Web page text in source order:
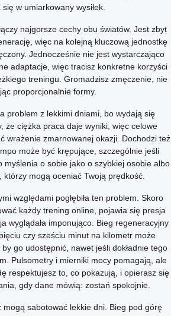
w umiarkowany wysiłek.
najgorsze cechy obu światów. Jest zbyt
więc na kolejną kluczową jednostkę
Jednocześnie nie jest wystarczająco
adaptacje, więc tracisz konkretne korzyści
treningu. Gromadzisz zmęczenie, nie
proporcjonalnie formy.
problem z lekkimi dniami, bo wydają się
że ciężka praca daje wyniki, więc celowe
wrażenie zmarnowanej okazji. Dochodzi też
może być krępujące, szczególnie jeśli
myślenia o sobie jako o szybkiej osobie albo
którzy mogą oceniać Twoją prędkość.
względami pogłębiła ten problem. Skoro
każdy trening online, pojawia się presja
wyglądała imponująco. Bieg regeneracyjny
czy sześciu minut na kilometr może
go udostępnić, nawet jeśli dokładnie tego
Pulsometry i mierniki mocy pomagają, ale
respektujesz to, co pokazują, i opierasz się
gdy dane mówią: zostań spokojnie.
mogą sabotować lekkie dni. Bieg pod górę